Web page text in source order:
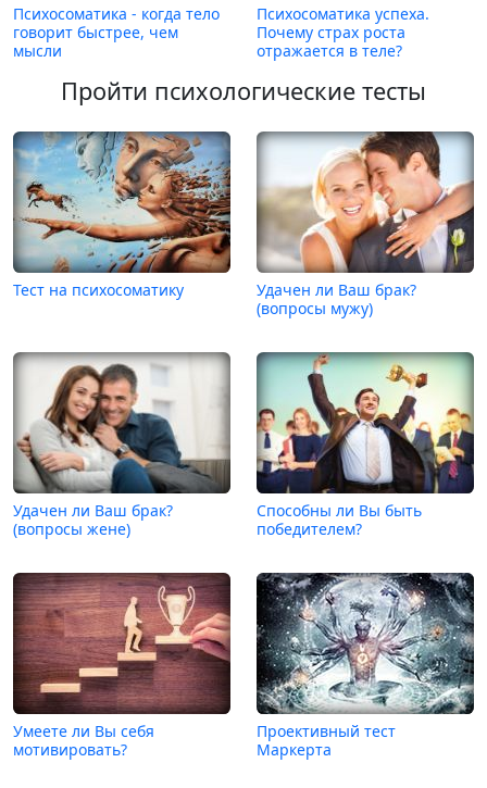
Психосоматика - когда тело
говорит быстрее, чем
мысли
Психосоматика успеха.
Почему страх роста
отражается в теле?
Пройти психологические тесты
Тест на психосоматику
Удачен ли Ваш брак?
(вопросы мужу)
Удачен ли Ваш брак?
(вопросы жене)
Способны ли Вы быть
победителем?
Умеете ли Вы себя
мотивировать?
Проективный тест
Маркерта